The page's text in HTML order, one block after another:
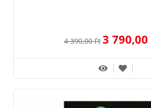
4 390,00 Ft 3 790,00